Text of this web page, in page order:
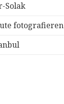
Solak
fotografieren